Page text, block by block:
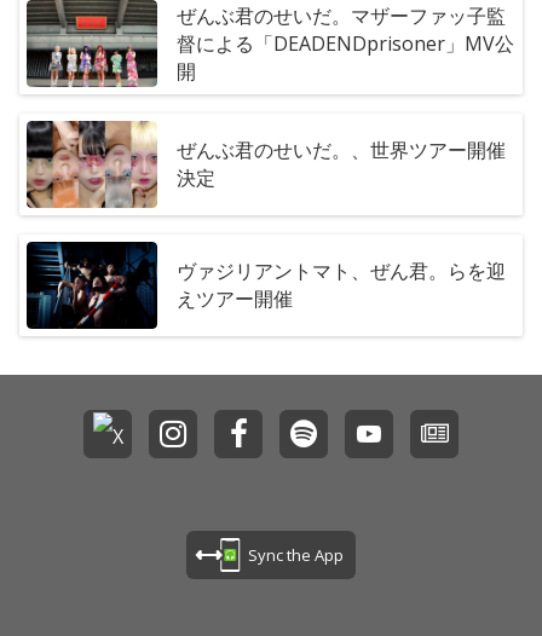
ぜんぶ君のせいだ。マザーファッ子監
督による「DEADENDprisoner」MV公
開
ぜんぶ君のせいだ。、世界ツアー開催
決定
ヴァジリアントマト、ぜん君。らを迎
えツアー開催
Sync the App